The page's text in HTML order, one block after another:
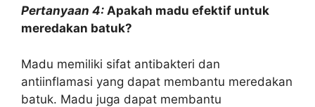
Pertanyaan 4: Apakah madu efektif untuk
meredakan batuk?
Madu memiliki sifat antibakteri dan
antiinflamasi yang dapat membantu meredakan
batuk. Madu juga dapat membantu